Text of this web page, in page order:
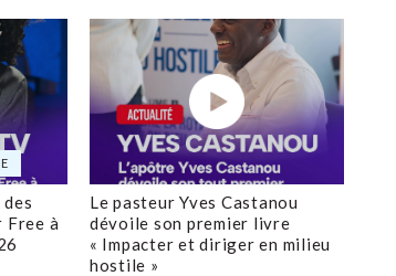
Free à
Le pasteur Yves Castanou
dévoile son premier livre
« Impacter et diriger en milieu
hostile »